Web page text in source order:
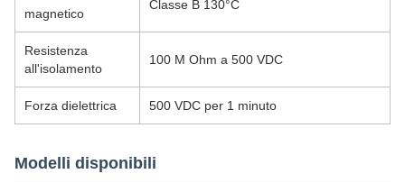
magnetico
Classe B 130°C
Resistenza
all'isolamento
100 M Ohm a 500 VDC
Forza dielettrica 500 VDC per 1 minuto
Modelli disponibili